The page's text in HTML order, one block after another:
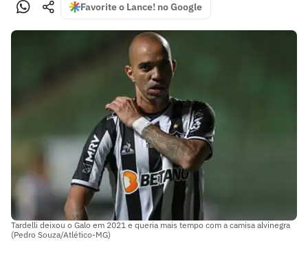
Favorite o Lance! no Google
Tardelli deixou o Galo em 2021 e queria mais tempo com a camisa alvinegra
(Pedro Souza/Atlético-MG)